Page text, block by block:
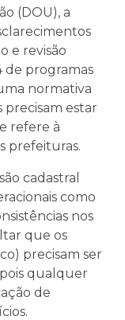
(DOU), a
e revisão
de programas
normativa
estar
refere à
prefeituras.
cadastral
como
nos
que os
precisam ser
qualquer
de